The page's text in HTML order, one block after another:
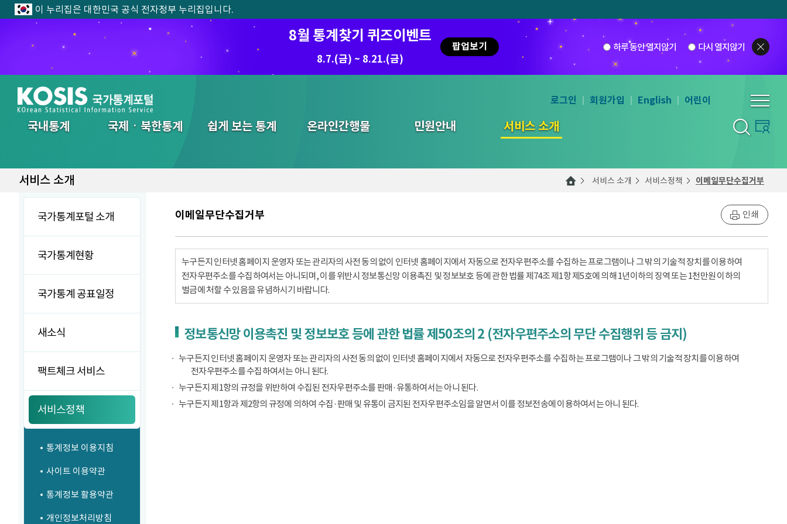
이 누리집은 대한민국 공식 전자정부 누리집입니다.
8월 통계찾기 퀴즈이벤트
8.7.(금) ~ 8.21.(금)
팝업보기 하루 동안 열지않기 다시 열지않기
국내통계 국제ㆍ북한통계 쉽게 보는 통계 온라인간행물 민원안내 서비스 소개
통합검색
로그인 회원가입 English 어린이
서비스 소개 서비스 소개 서비스정책 이메일무단수집거부
국가통계포털 소개
국가통계현황
국가통계 공표일정
새소식
팩트체크 서비스
서비스정책
통계정보 이용지침
사이트 이용약관
통계정보 활용약관
개인정보처리방침
이메일무단수집거부 인쇄
누구든지 인터넷 홈페이지 운영자 또는 관리자의 사전 동의 없이 인터넷 홈페이지에서 자동으로 전자우편주소를 수집하는 프로그램이나 그 밖의 기술적 장치를 이용하여
전자우편주소를 수집하여서는 아니되며, 이를 위반시 정보통신망 이용촉진 및 정보보호 등에 관한 법률 제74조 제1항 제5호에 의해 1년이하의 징역 또는 1천만원 이하의
벌금에 처할 수 있음을 유념하시기 바랍니다.
정보통신망 이용촉진 및 정보보호 등에 관한 법률 제50조의 2 (전자우편주소의 무단 수집행위 등 금지)
누구든지 인터넷 홈페이지 운영자 또는 관리자의 사전 동의 없이 인터넷 홈페이지에서 자동으로 전자우편주소를 수집하는 프로그램이나 그 밖의 기술적 장치를 이용하여
전자우편주소를 수집하여서는 아니 된다.
누구든지 제1항의 규정을 위반하여 수집된 전자우편주소를 판매·유통하여서는 아니 된다.
누구든지 제1항과 제2항의 규정에 의하여 수집·판매 및 유통이 금지된 전자우편주소임을 알면서 이를 정보전송에 이용하여서는 아니 된다.